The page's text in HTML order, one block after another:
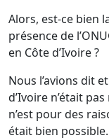
Alors, est-ce bien
présence de
en Côte d’Ivoire ?
Nous l’avions dit
d’Ivoire n’était
n’est pour des
était bien possible.